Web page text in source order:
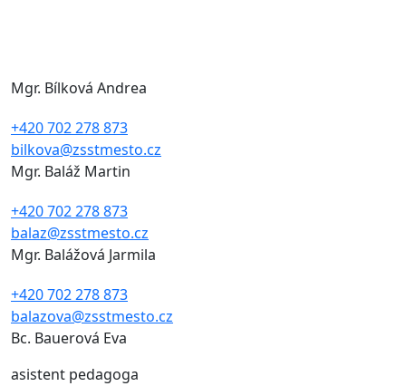
Mgr. Bílková Andrea
+420 702 278 873
bilkova@zsstmesto.cz
Mgr. Baláž Martin
+420 702 278 873
balaz@zsstmesto.cz
Mgr. Balážová Jarmila
+420 702 278 873
balazova@zsstmesto.cz
Bc. Bauerová Eva
asistent pedagoga